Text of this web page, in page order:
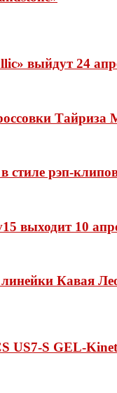
выйдут 24
стиле рэп-
выходит 10
Кавая
US7-S GEL-